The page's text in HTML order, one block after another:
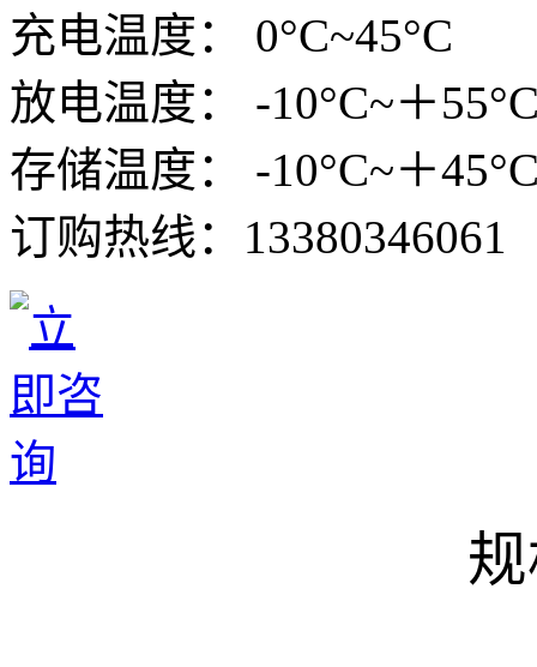
充电温度： 0°C~45°C
放电温度： -10°C~＋
存储温度： -10°C~＋
订购热线： 13380346061